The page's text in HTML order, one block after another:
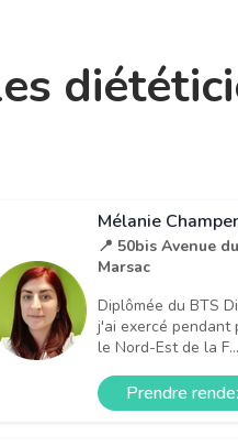
Mélanie
📍 50bis Avenue
Marsac
Diplômée du BTS
j'ai exercé pendant
le Nord-Est de la F...
Prendre